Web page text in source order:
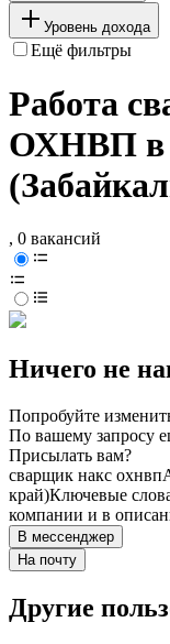
Уровень дохода
Ещё фильтры
Работа
ОХНВП в
, 0 вакансий
Ничего не
Попробуйте
По вашему запросу
Присылать вам?
сварщик накс охнвп
край)Ключевые
компании и в
В мессенджер
На почту
Другие